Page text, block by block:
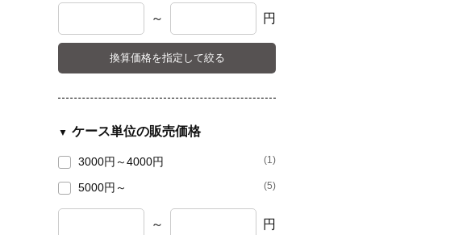
～ 円
換算価格を指定して絞る
ケース単位の販売価格
3000円～4000円 (1)
5000円～ (5)
～ 円